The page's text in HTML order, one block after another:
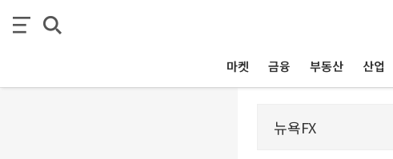
마켓 금융 부동산 산업